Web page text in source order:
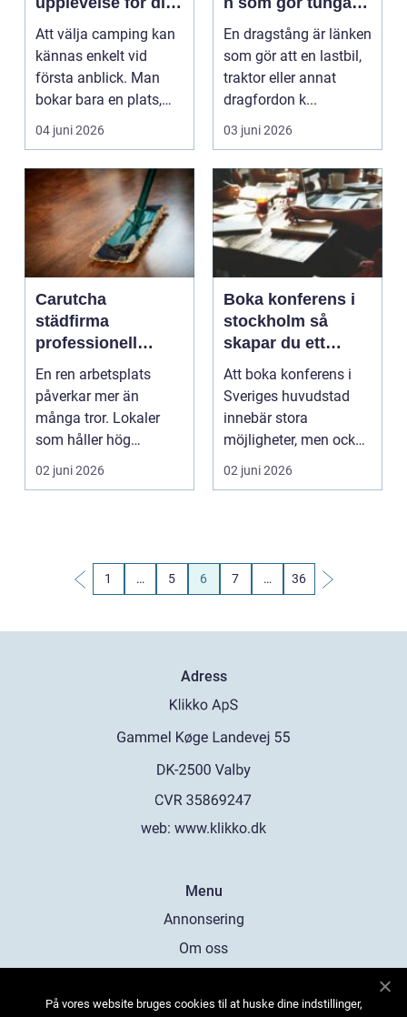
semester
Att välja camping kan
kännas enkelt vid
första anblick. Man
bokar bara en plats,
parkerar och njuter...
04 juni 2026
transporter säkra
En dragstång är länken
som gör att en lastbil,
traktor eller annat
dragfordon k...
03 juni 2026
Carutcha
städfirma
professionell
lokalvård för
företag i linköping
En ren arbetsplats
påverkar mer än
många tror. Lokaler
som håller hög
städkvalitet ger
friskare meda...
02 juni 2026
Boka konferens i
stockholm så
skapar du ett
lyckat möte
Att boka konferens i
Sveriges huvudstad
innebär stora
möjligheter, men också
många val. Utbudet av
02 juni 2026
1 … 5 6 7 … 36
Adress
web: www.klikko.dk
Menu
Annonsering
Om oss
Kontakta oss
På vores website bruges cookies til at huske dine indstillinger,